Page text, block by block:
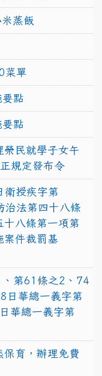
蒸飯
菜單
點
點
榮民就學子女午
規定發布令
衛授疾字第
治法第四十八條
十八條第一項第
案件裁罰基
、第61條之2、74
日華總一義字第
華總一義字第
保育，辦理免費